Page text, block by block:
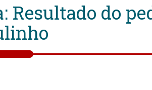
Resultado do